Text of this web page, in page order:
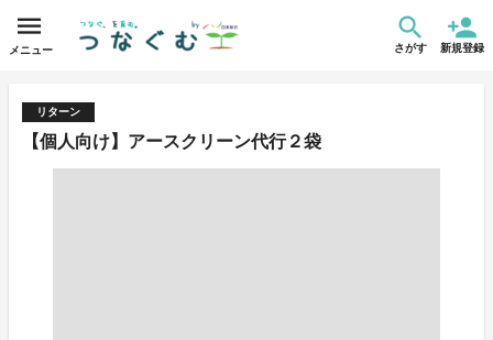
メニュー さがす 新規登録
リターン
【個人向け】アースクリーン代行２袋